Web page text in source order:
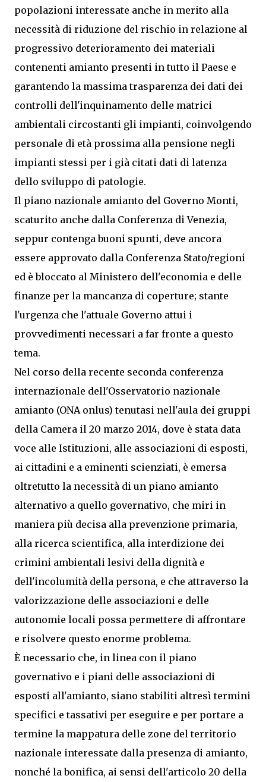
popolazioni interessate anche in merito alla
necessità di riduzione del rischio in relazione al
progressivo deterioramento dei materiali
contenenti amianto presenti in tutto il Paese e
garantendo la massima trasparenza dei dati dei
controlli dell'inquinamento delle matrici
ambientali circostanti gli impianti, coinvolgendo
personale di età prossima alla pensione negli
impianti stessi per i già citati dati di latenza
dello sviluppo di patologie.
Il piano nazionale amianto del Governo Monti,
scaturito anche dalla Conferenza di Venezia,
seppur contenga buoni spunti, deve ancora
essere approvato dalla Conferenza Stato/regioni
ed è bloccato al Ministero dell'economia e delle
finanze per la mancanza di coperture; stante
l'urgenza che l'attuale Governo attui i
provvedimenti necessari a far fronte a questo
tema.
Nel corso della recente seconda conferenza
internazionale dell'Osservatorio nazionale
amianto (ONA onlus) tenutasi nell'aula dei gruppi
della Camera il 20 marzo 2014, dove è stata data
voce alle Istituzioni, alle associazioni di esposti,
ai cittadini e a eminenti scienziati, è emersa
oltretutto la necessità di un piano amianto
alternativo a quello governativo, che miri in
maniera più decisa alla prevenzione primaria,
alla ricerca scientifica, alla interdizione dei
crimini ambientali lesivi della dignità e
dell'incolumità della persona, e che attraverso la
valorizzazione delle associazioni e delle
autonomie locali possa permettere di affrontare
e risolvere questo enorme problema.
È necessario che, in linea con il piano
governativo e i piani delle associazioni di
esposti all'amianto, siano stabiliti altresì termini
specifici e tassativi per eseguire e per portare a
termine la mappatura delle zone del territorio
nazionale interessate dalla presenza di amianto,
nonché la bonifica, ai sensi dell'articolo 20 della